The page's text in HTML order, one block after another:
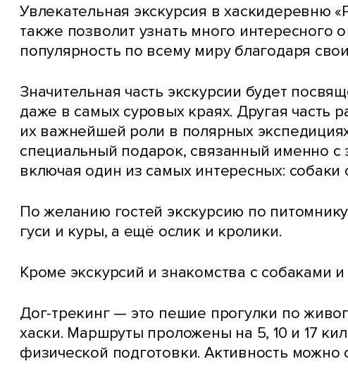
Увлекательная экскурсия в хаскидеревню
также позволит узнать много интересного
популярность по всему миру благодаря
Значительная часть экскурсии будет
даже в самых суровых краях. Другая часть
их важнейшей роли в полярных
специальный подарок, связанный именно
включая один из самых интересных:
По желанию гостей экскурсию по
гуси и куры, а ещё ослик и кролики.
Кроме экскурсий и знакомства с собаками
Дог-трекинг — это пешие прогулки по
хаски. Маршруты проложены на 5, 10 и 17
физической подготовки. Активность